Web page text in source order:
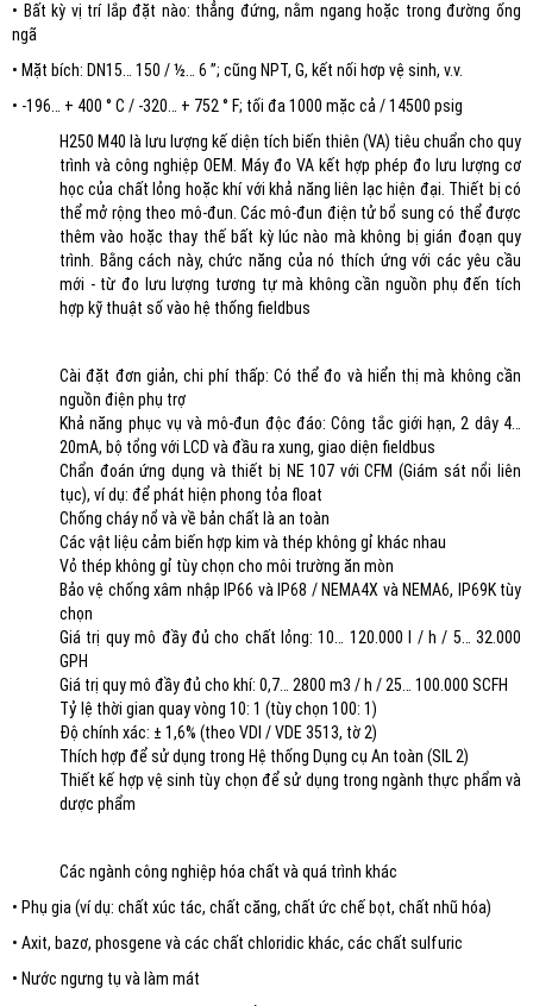
• Bất kỳ vị trí lắp đặt nào: thẳng đứng, nằm ngang hoặc trong đường ống
ngã
• Mặt bích: DN15… 150 / ½… 6 ”; cũng NPT, G, kết nối hơp vệ sinh, v.v.
• -196… + 400 ° C / -320… + 752 ° F; tối đa 1000 mặc cả / 14500 psig
H250 M40 là lưu lượng kế diện tích biến thiên (VA) tiêu chuẩn cho quy
trình và công nghiệp OEM. Máy đo VA kết hợp phép đo lưu lượng cơ
học của chất lỏng hoặc khí với khả năng liên lạc hiện đại. Thiết bị có
thể mở rộng theo mô-đun. Các mô-đun điện tử bổ sung có thể được
thêm vào hoặc thay thế bất kỳ lúc nào mà không bị gián đoạn quy
trình. Bằng cách này, chức năng của nó thích ứng với các yêu cầu
mới - từ đo lưu lượng tương tự mà không cần nguồn phụ đến tích
hợp kỹ thuật số vào hệ thống fieldbus
Cài đặt đơn giản, chi phí thấp: Có thể đo và hiển thị mà không cần
nguồn điện phụ trợ
Khả năng phục vụ và mô-đun độc đáo: Công tắc giới hạn, 2 dây 4…
20mA, bộ tổng với LCD và đầu ra xung, giao diện fieldbus
Chẩn đoán ứng dụng và thiết bị NE 107 với CFM (Giám sát nổi liên
tục), ví dụ: để phát hiện phong tỏa float
Chống cháy nổ và về bản chất là an toàn
Các vật liệu cảm biến hợp kim và thép không gỉ khác nhau
Vỏ thép không gỉ tùy chọn cho môi trường ăn mòn
Bảo vệ chống xâm nhập IP66 và IP68 / NEMA4X và NEMA6, IP69K tùy
chọn
Giá trị quy mô đầy đủ cho chất lỏng: 10… 120.000 l / h / 5… 32.000
GPH
Giá trị quy mô đầy đủ cho khí: 0,7… 2800 m3 / h / 25… 100.000 SCFH
Tỷ lệ thời gian quay vòng 10: 1 (tùy chọn 100: 1)
Độ chính xác: ± 1,6% (theo VDI / VDE 3513, tờ 2)
Thích hợp để sử dụng trong Hệ thống Dụng cụ An toàn (SIL 2)
Thiết kế hợp vệ sinh tùy chọn để sử dụng trong ngành thực phẩm và
dược phẩm
Các ngành công nghiệp hóa chất và quá trình khác
• Phụ gia (ví dụ: chất xúc tác, chất căng, chất ức chế bọt, chất nhũ hóa)
• Axit, bazơ, phosgene và các chất chloridic khác, các chất sulfuric
• Nước ngưng tụ và làm mát